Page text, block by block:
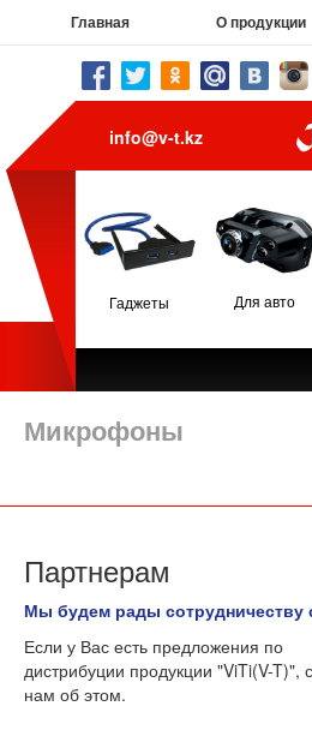
Главная О продукции
info@v-t.kz
Гаджеты Для авто
Микрофоны
Партнерам
Мы будем рады сотрудничеству
Если у Вас есть предложения по
дистрибуции продукции "ViTi(V-T)",
нам об этом.